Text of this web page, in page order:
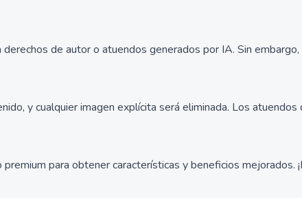
de autor o atuendos generados por IA. Sin embargo,
y cualquier imagen explícita será eliminada. Los
para obtener características y beneficios mejorados.